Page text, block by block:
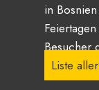
in
Besucher
Liste